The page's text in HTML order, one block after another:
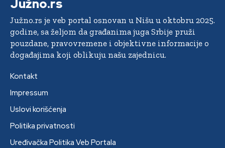
Južno.rs
Južno.rs je veb portal osnovan u Nišu u oktobru 2025.
godine, sa željom da građanima juga Srbije pruži
pouzdane, pravovremene i objektivne informacije o
događajima koji oblikuju našu zajednicu.
Kontakt
Impressum
Uslovi korišćenja
Politika privatnosti
Uređivačka Politika Veb Portala